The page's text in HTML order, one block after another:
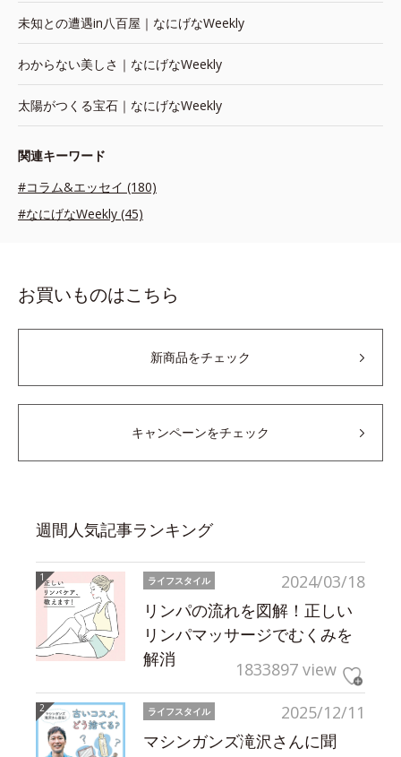
未知との遭遇in八百屋｜なにげなWeekly
わからない美しさ｜なにげなWeekly
太陽がつくる宝石｜なにげなWeekly
関連キーワード
#コラム&エッセイ (180)
#なにげなWeekly (45)
お買いものはこちら
新商品をチェック
キャンペーンをチェック
週間人気記事ランキング
2024/03/18
ライフスタイル
リンパの流れを図解！正しい
リンパマッサージでむくみを
解消
1833897 view
2025/12/11
ライフスタイル
マシンガンズ滝沢さんに聞